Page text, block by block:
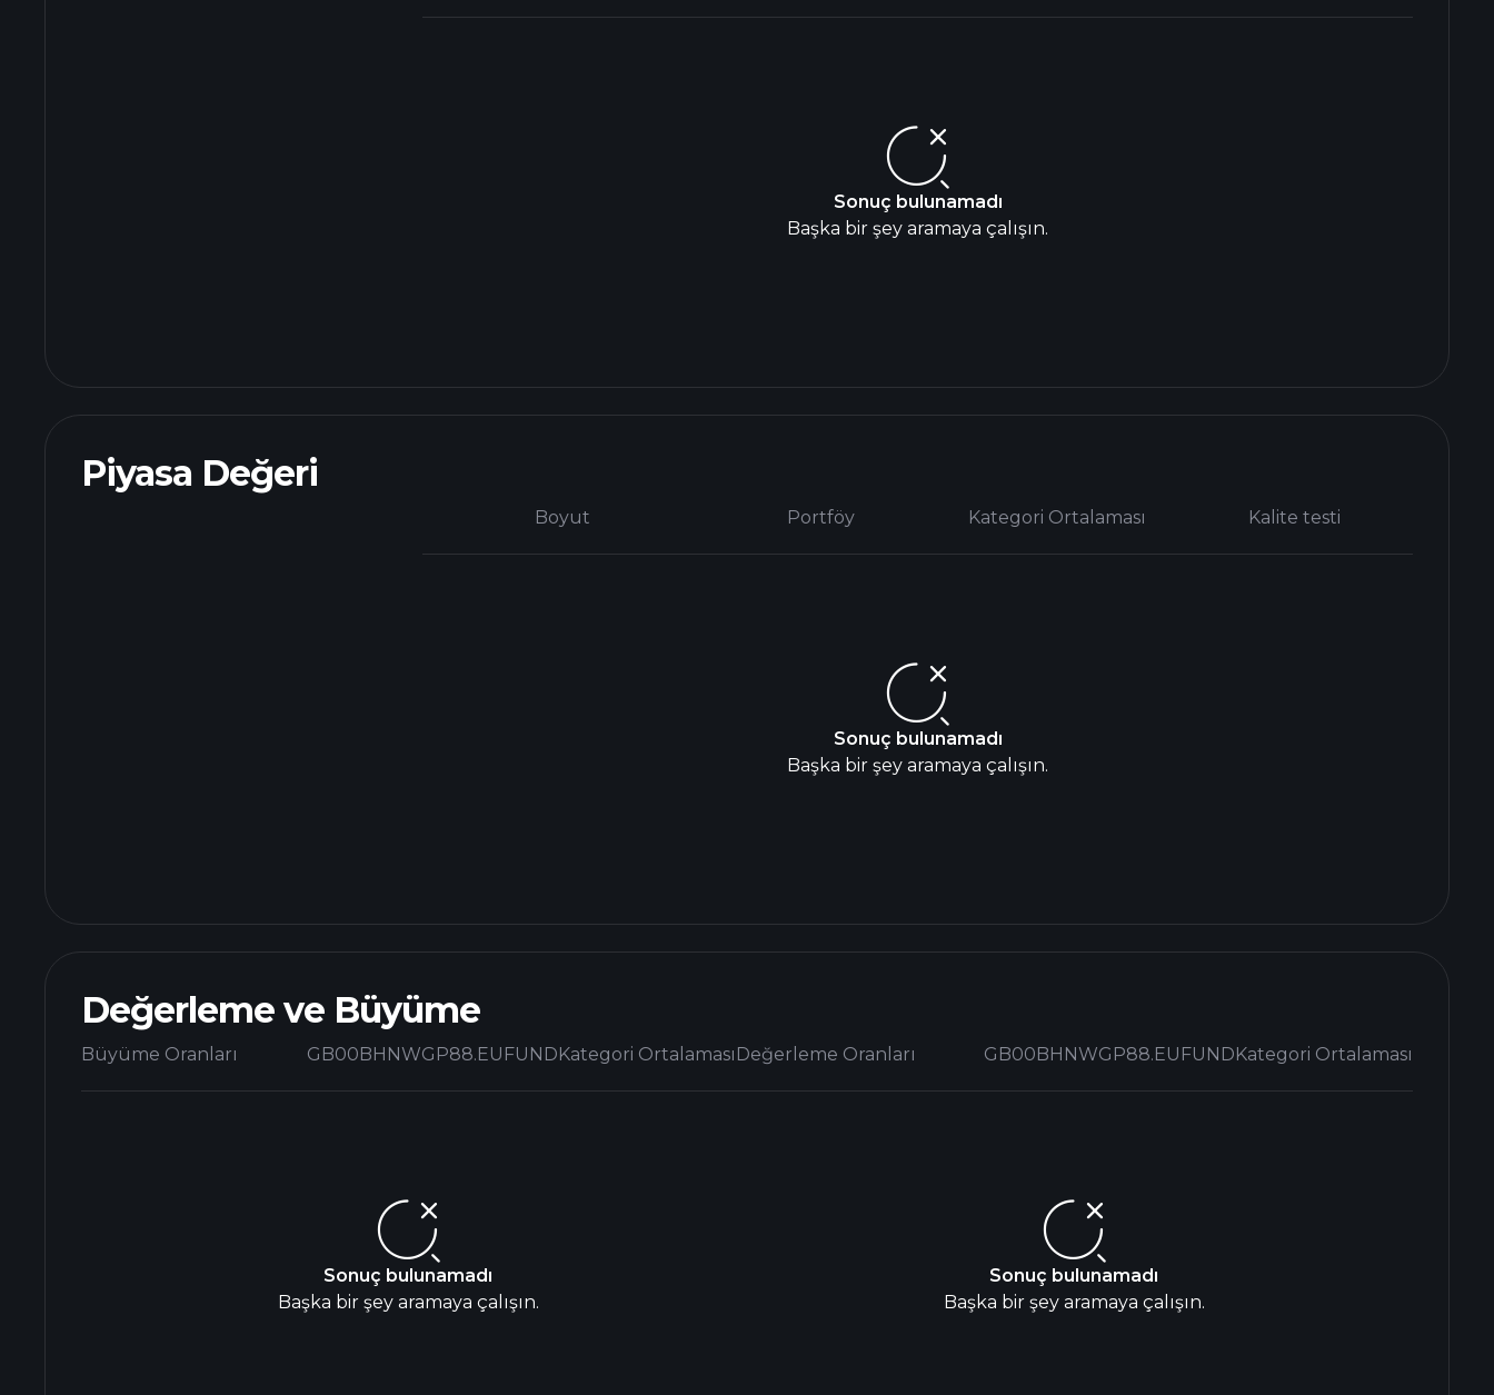
Sonuç bulunamadı
Başka bir şey aramaya çalışın.
Piyasa Değeri
Boyut Portföy Kategori Ortalaması Kalite testi
Sonuç bulunamadı
Başka bir şey aramaya çalışın.
Değerleme ve Büyüme
Büyüme Oranları GB00BHNWGP88.EUFUNDKategori Ortalaması
Sonuç bulunamadı
Başka bir şey aramaya çalışın.
Değerleme Oranları GB00BHNWGP88.EUFUNDKategori Ortalaması
Sonuç bulunamadı
Başka bir şey aramaya çalışın.